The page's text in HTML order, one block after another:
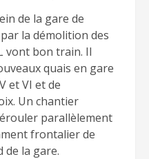
de la gare de
la démolition des
vont bon train. Il
quais en gare
et VI et de
Un chantier
parallèlement
frontalier de
de la gare.